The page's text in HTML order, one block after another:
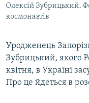
Олексій Зубрицький.
космонавтів
Уродженець
Зубрицький, якого
квітня, в Україні
Про це йдеться в